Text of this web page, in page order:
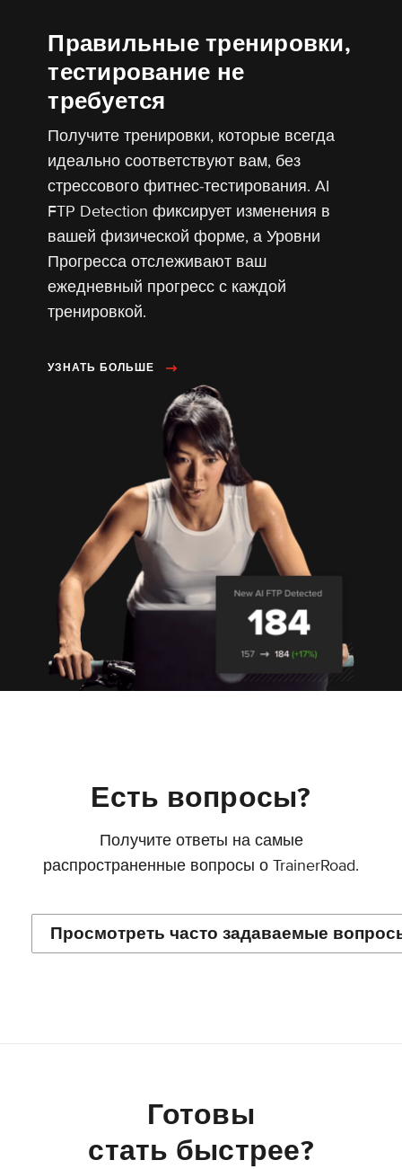
Правильные тренировки,
тестирование не
требуется
Получите тренировки, которые всегда
идеально соответствуют вам, без
стрессового фитнес-тестирования. AI
FTP Detection фиксирует изменения в
вашей физической форме, а Уровни
Прогресса отслеживают ваш
ежедневный прогресс с каждой
тренировкой.
УЗНАТЬ БОЛЬШЕ ОБ AI FTP DETECTION
Есть вопросы?
Получите ответы на самые
распространенные вопросы о TrainerRoad.
Просмотреть часто задаваемые
Готовы
стать быстрее?